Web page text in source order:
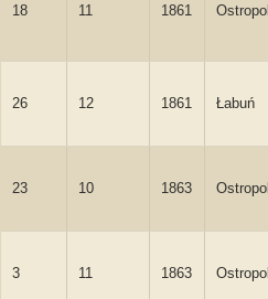
18 11 1861 Ostropol
26 12 1861 Łabuń
23 10 1863 Ostropol
3 11 1863 Ostropol